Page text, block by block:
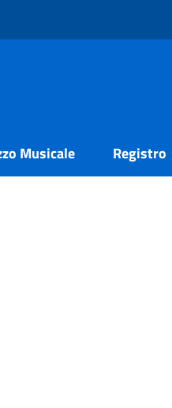
Musicale Registro